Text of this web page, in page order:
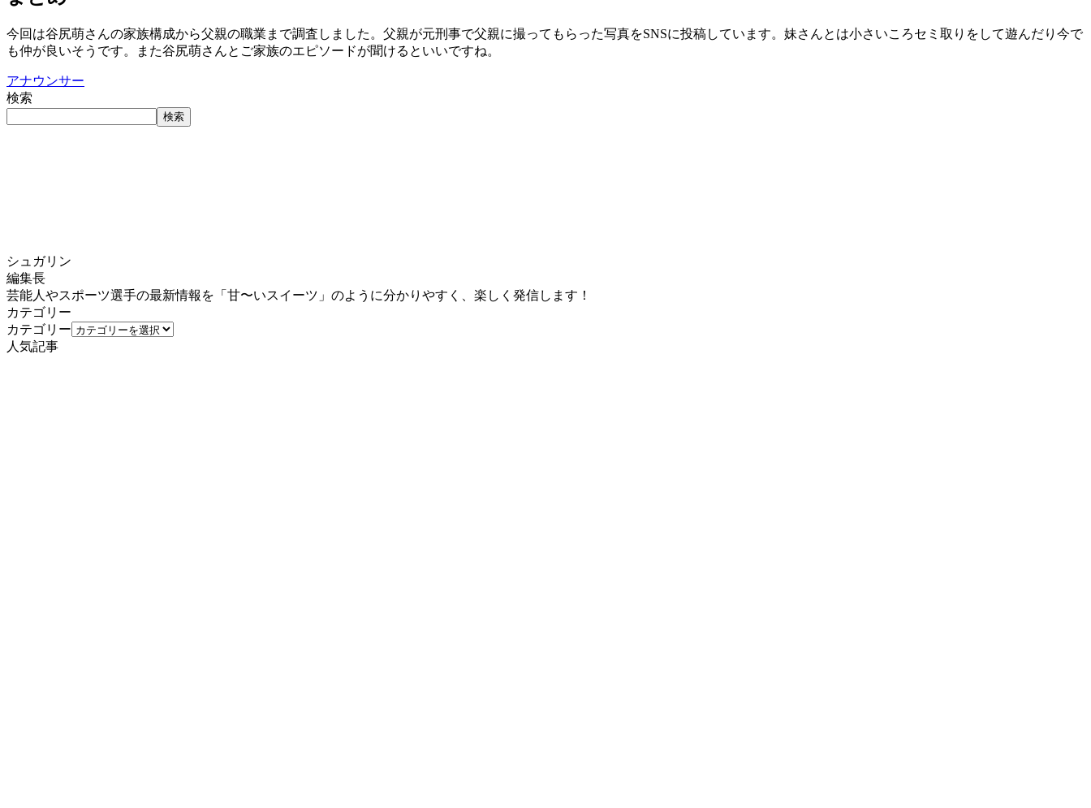
今回は谷尻萌さんの家族構成から父親の職業まで調査しました。父親が元刑事で父親に撮ってもらった写真をSNSに投稿しています。妹さんとは小さいころセミ取りをして遊んだり今で
も仲が良いそうです。また谷尻萌さんとご家族のエピソードが聞けるといいですね。
アナウンサー
検索
検索
シュガリン
編集長
芸能人やスポーツ選手の最新情報を「甘〜いスイーツ」のように分かりやすく、楽しく発信します！
カテゴリー
カテゴリー
人気記事